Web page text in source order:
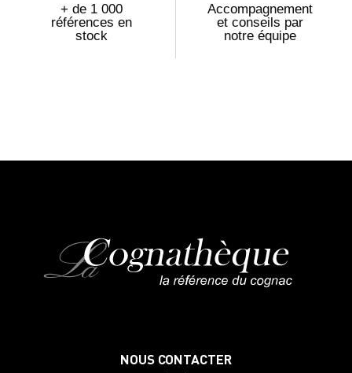
+ de 1 000
références en
stock
Accompagnement
et conseils par
notre équipe
NOUS CONTACTER